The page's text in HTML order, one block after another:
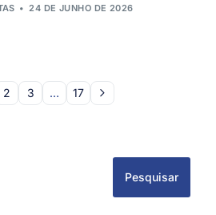
24 DE JUNHO DE 2026
2 3 … 17
Pesquisar